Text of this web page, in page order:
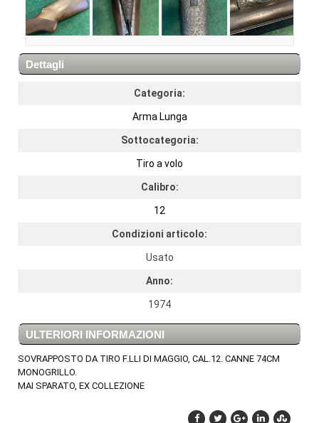
Dettagli
Categoria:
Arma Lunga
Sottocategoria:
Tiro a volo
Calibro:
12
Condizioni articolo:
Usato
Anno:
1974
ULTERIORI INFORMAZIONI
SOVRAPPOSTO DA TIRO F.LLI DI MAGGIO, CAL.12. CANNE 74CM
MONOGRILLO.
MAI SPARATO, EX COLLEZIONE